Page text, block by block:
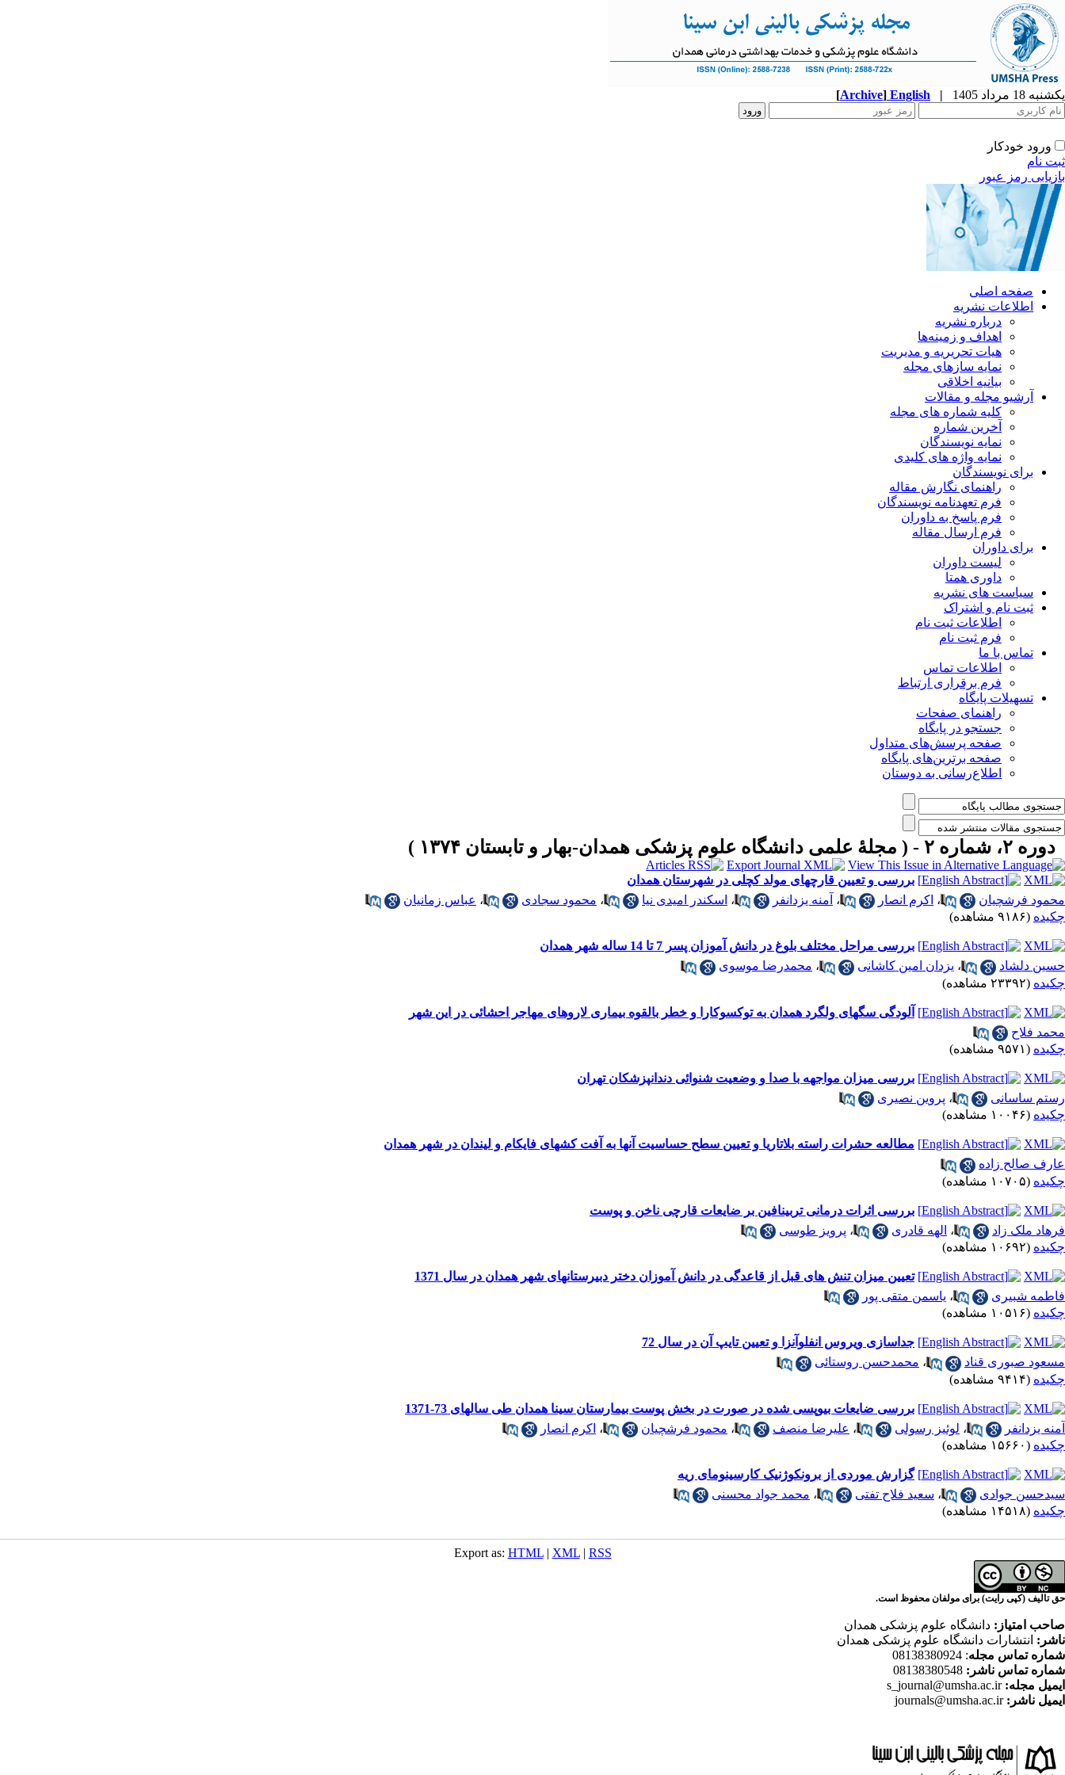
یکشنبه 18 مرداد 1405 |
English
[Archive]
ورود خودکار
ثبت نام
بازیابی رمز عبور
صفحه اصلی
اطلاعات نشریه
درباره نشریه
اهداف و زمینه‌ها
هیات تحریریه و مدیریت
نمایه سازهای مجله
بیانیه اخلاقی
آرشیو مجله و مقالات
کلیه شماره های مجله
آخرین شماره
نمایه نویسندگان
نمایه واژه های کلیدی
برای نویسندگان
راهنمای نگارش مقاله
فرم تعهدنامه نویسندگان
فرم پاسخ به داوران
فرم ارسال مقاله
برای داوران
لیست داوران
داوری همتا
سیاست های نشریه
ثبت نام و اشتراک
اطلاعات ثبت نام
فرم ثبت نام
تماس با ما
اطلاعات تماس
فرم برقراری ارتباط
تسهیلات پایگاه
راهنمای صفحات
جستجو در پایگاه
صفحه پرسش‌های متداول
صفحه برترین‌های پایگاه
اطلاع‌رسانی به دوستان
دوره ۲، شماره ۲ - ( مجلۀ علمی دانشگاه علوم پزشکی همدان-بهار و تابستان ۱۳۷۴ )
بررسی و تعیین قارچهای مولد کچلی در شهرستان همدان
محمود فرشچیان
، اکرم انصار ، آمنه یزدانفر ، اسکندر امیدی نیا ، محمود سجادی ، عباس زمانیان
چکیده (۹۱۸۶ مشاهده)
بررسی مراحل مختلف بلوغ در دانش آموزان پسر 7 تا 14 ساله شهر همدان
حسین دلشاد
، یزدان امین کاشانی ، محمدرضا موسوی
چکیده (۲۳۳۹۲ مشاهده)
آلودگی سگهای ولگرد همدان به توکسوکارا و خطر بالقوه بیماری لاروهای مهاجر احشائی در این شهر
محمد فلاح
چکیده (۹۵۷۱ مشاهده)
بررسی میزان مواجهه با صدا و وضعیت شنوائی دندانپزشکان تهران
رستم ساسانی
، پروین نصیری
چکیده (۱۰۰۴۶ مشاهده)
مطالعه حشرات راسته بلاتاریا و تعیین سطح حساسیت آنها به آفت کشهای فایکام و لیندان در شهر همدان
عارف صالح زاده
چکیده (۱۰۷۰۵ مشاهده)
بررسی اثرات درمانی تربینافین بر ضایعات قارچی ناخن و پوست
فرهاد ملک زاد
، الهه قادری ، پرویز طوسی
چکیده (۱۰۶۹۲ مشاهده)
تعیین میزان تنش های قبل از قاعدگی در دانش آموزان دختر دبیرستانهای شهر همدان در سال 1371
فاطمه شبیری
، یاسمن متقی پور
چکیده (۱۰۵۱۶ مشاهده)
جداسازی ویروس انفلوآنزا و تعیین تایپ آن در سال 72
مسعود صبوری قناد
، محمدحسن روستائی
چکیده (۹۴۱۴ مشاهده)
بررسی ضایعات بیوپسی شده در صورت در بخش پوست بیمارستان سینا همدان طی سالهای 73-1371
آمنه یزدانفر
، لوئیز رسولی ، علیرضا منصف ، محمود فرشچیان ، اکرم انصار
چکیده (۱۵۶۶۰ مشاهده)
گزارش موردی از برونکوژنیک کارسینومای ریه
سیدحسن جوادی
، سعید فلاح تفتی ، محمد جواد محسنی
چکیده (۱۴۵۱۸ مشاهده)
Export as: HTML| XML| RSS
حق تالیف (کپی رایت) برای مولفان محفوظ است.
صاحب امتیاز: دانشگاه علوم پزشکی همدان
ناشر: انتشارات دانشگاه علوم پزشکی همدان
شماره تماس مجله: 08138380924
شماره تماس ناشر:
ایمیل مجله: s_journal@umsha.ac.ir
ایمیل ناشر: journals@umsha.ac.ir